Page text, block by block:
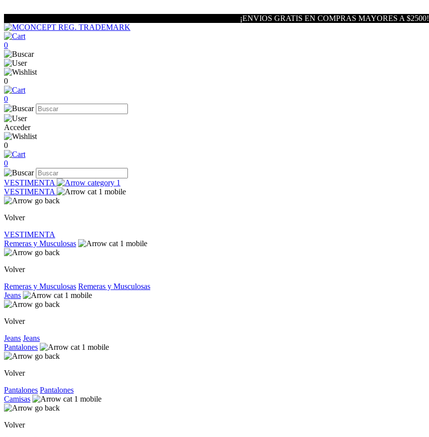
¡ENVIOS GRATIS EN COMPRAS MAYORES A $2500!
0
0
0
Acceder
0
0
VESTIMENTA
VESTIMENTA
Volver
VESTIMENTA
Remeras y Musculosas
Volver
Remeras y Musculosas Remeras y Musculosas
Jeans
Volver
Jeans Jeans
Pantalones
Volver
Pantalones Pantalones
Camisas
Volver